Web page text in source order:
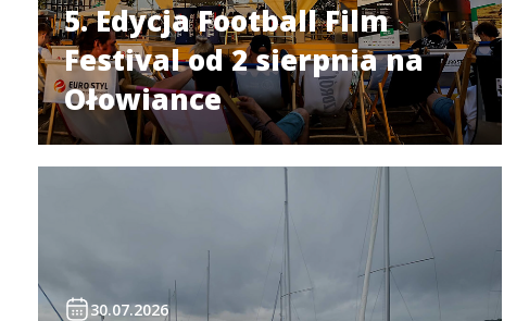
5. Edycja Football Film
Festival od 2 sierpnia na
Ołowiance
30.07.2026